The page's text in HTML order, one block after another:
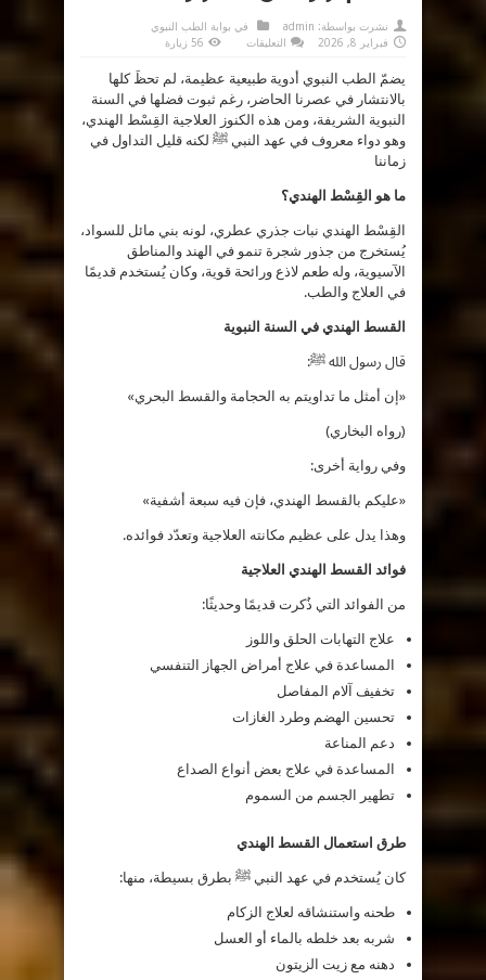
نشرت بواسطة: admin في بوابة الطب النبوي
فبراير 8, 2026
التعليقات
في
الطب
النبوي:
علاجٌ
مهجور
كنوز
56 زيارة
يضمّ الطب النبوي أدوية طبيعية عظيمة، لم تحظَ كلها
بالانتشار في عصرنا الحاضر، رغم ثبوت فضلها في السنة
النبوية الشريفة، ومن هذه الكنوز العلاجية القِسْط الهندي،
وهو دواء معروف في عهد النبي ﷺ لكنه قليل التداول في
زماننا
ما هو القِسْط الهندي؟
القِسْط الهندي نبات جذري عطري، لونه بني مائل للسواد،
يُستخرج من جذور شجرة تنمو في الهند والمناطق
الآسيوية، وله طعم لاذع ورائحة قوية، وكان يُستخدم قديمًا
في العلاج والطب.
القسط الهندي في السنة النبوية
قال رسول الله ﷺ:
«إن أمثل ما تداويتم به الحجامة والقسط البحري»
(رواه البخاري)
وفي رواية أخرى:
«عليكم بالقسط الهندي، فإن فيه سبعة أشفية»
وهذا يدل على عظيم مكانته العلاجية وتعدّد فوائده.
فوائد القسط الهندي العلاجية
من الفوائد التي ذُكرت قديمًا وحديثًا:
علاج التهابات الحلق واللوز
المساعدة في علاج أمراض الجهاز التنفسي
تخفيف آلام المفاصل
تحسين الهضم وطرد الغازات
دعم المناعة
المساعدة في علاج بعض أنواع الصداع
تطهير الجسم من السموم
طرق استعمال القسط الهندي
كان يُستخدم في عهد النبي ﷺ بطرق بسيطة، منها:
طحنه واستنشاقه لعلاج الزكام
شربه بعد خلطه بالماء أو العسل
دهنه مع زيت الزيتون